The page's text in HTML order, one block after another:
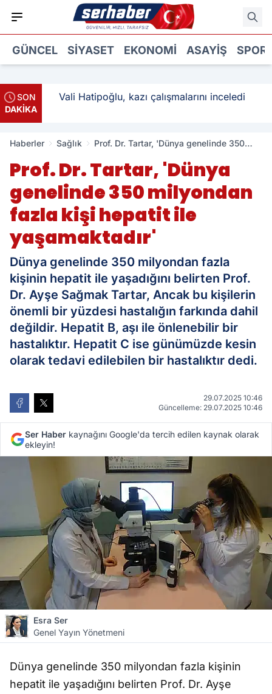
GÜNCEL SIYASET EKONOMI ASAYIŞ SPOR
SON
DAKİKA
3 Vali Hatipoğlu, kazı çalışmalarını inceledi
Haberler Sağlık
Prof. Dr. Tartar, 'Dünya genelinde 350
yaşamaktadır'
Prof. Dr. Tartar, 'Dünya
genelinde 350 milyondan
fazla kişi hepatit ile
yaşamaktadır'
Dünya genelinde 350 milyondan fazla
kişinin hepatit ile yaşadığını belirten Prof.
Dr. Ayşe Sağmak Tartar, Ancak bu kişilerin
önemli bir yüzdesi hastalığın farkında dahil
değildir. Hepatit B, aşı ile önlenebilir bir
hastalıktır. Hepatit C ise günümüzde kesin
olarak tedavi edilebilen bir hastalıktır dedi.
29.07.2025 10:46
Güncelleme: 29.07.2025 10:46
Ser Haber kaynağını Google'da tercih edilen kaynak olarak
ekleyin!
Esra Ser
Genel Yayın Yönetmeni
Dünya genelinde 350 milyondan fazla kişinin
hepatit ile yaşadığını belirten Prof. Dr. Ayşe